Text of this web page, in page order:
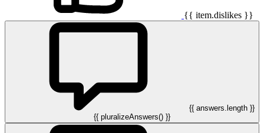
{{ item.dislikes }}
{{ answers.length }}
{{ pluralizeAnswers() }}